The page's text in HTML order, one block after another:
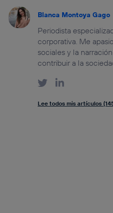
Blanca Montoya Gago
Periodista
corporativa. Me
sociales y la
contribuir a la
Lee todos mis artículos